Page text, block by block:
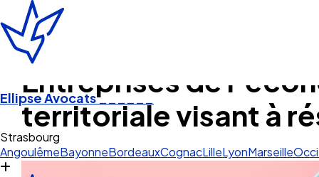
Ellipse Avocats______
Angoulême
Entreprises de
territoriale visant à